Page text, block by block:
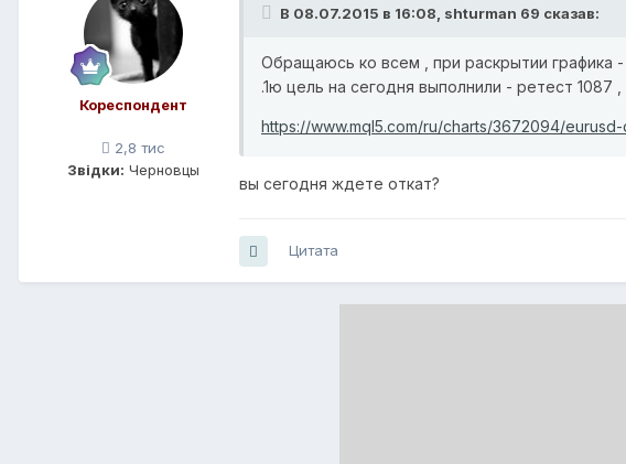
Кореспондент
2,8 тис
Звідки: Черновцы
В 08.07.2015 в 16:08, shturman 69 сказав:
Обращаюсь ко всем , при раскрытии графика
.1ю цель на сегодня выполнили - ретест 1087
https://www.mql5.com/ru/charts/3672094/
вы сегодня ждете откат?
Цитата